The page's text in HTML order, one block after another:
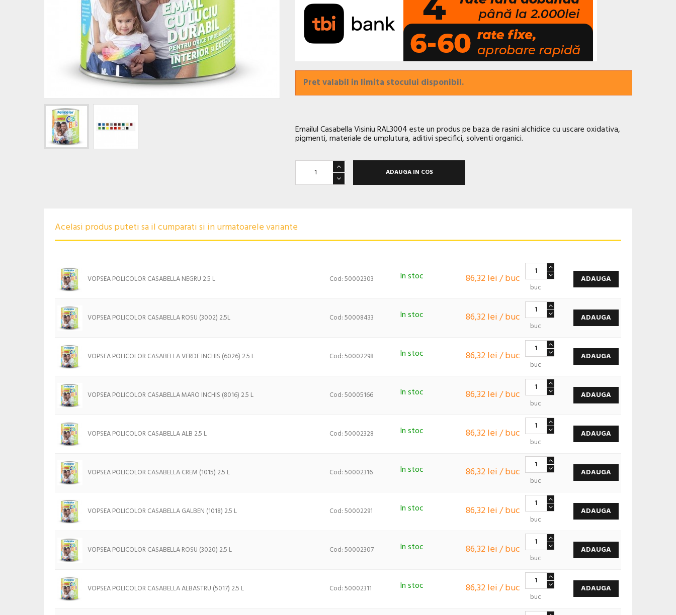
Pret valabil in limita stocului disponibil.
Emailul Casabella Visiniu RAL3004 este un produs pe baza de rasini alchidice cu uscare oxidativa,
pigmenti, materiale de umplutura, aditivi specifici, solventi organici.
ADAUGA IN COS
Acelasi produs puteti sa il cumparati si in urmatoarele variante
VOPSEA POLICOLOR CASABELLA NEGRU 2.5 L Cod: 50002303 In stoc 86,32 lei / buc
buc
ADAUGA
VOPSEA POLICOLOR CASABELLA ROSU (3002) 2.5L Cod: 50008433 In stoc 86,32 lei / buc
buc
ADAUGA
VOPSEA POLICOLOR CASABELLA VERDE INCHIS (6026) 2.5 L Cod: 50002298 In stoc 86,32 lei / buc
buc
ADAUGA
VOPSEA POLICOLOR CASABELLA MARO INCHIS (8016) 2.5 L Cod: 50005166 In stoc 86,32 lei / buc
buc
ADAUGA
VOPSEA POLICOLOR CASABELLA ALB 2.5 L Cod: 50002328 In stoc 86,32 lei / buc
buc
ADAUGA
VOPSEA POLICOLOR CASABELLA CREM (1015) 2.5 L Cod: 50002316 In stoc 86,32 lei / buc
buc
ADAUGA
VOPSEA POLICOLOR CASABELLA GALBEN (1018) 2.5 L Cod: 50002291 In stoc 86,32 lei / buc
buc
ADAUGA
VOPSEA POLICOLOR CASABELLA ROSU (3020) 2.5 L Cod: 50002307 In stoc 86,32 lei / buc
buc
ADAUGA
VOPSEA POLICOLOR CASABELLA ALBASTRU (5017) 2.5 L Cod: 50002311 In stoc 86,32 lei / buc
buc
ADAUGA